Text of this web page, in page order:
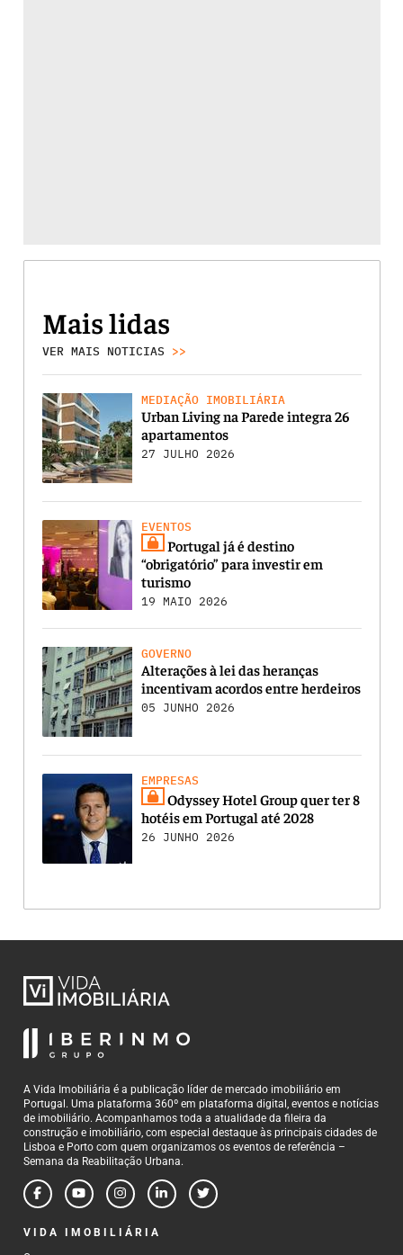
Mais lidas
VER MAIS NOTICIAS >>
MEDIAÇÃO IMOBILIÁRIA
Urban Living na Parede integra 26
apartamentos
27 JULHO 2026
EVENTOS
Portugal já é destino
“obrigatório” para investir em
turismo
19 MAIO 2026
GOVERNO
Alterações à lei das heranças
incentivam acordos entre herdeiros
05 JUNHO 2026
EMPRESAS
Odyssey Hotel Group quer ter 8
hotéis em Portugal até 2028
26 JUNHO 2026
A Vida Imobiliária é a publicação líder de mercado imobiliário em
Portugal. Uma plataforma 360º em plataforma digital, eventos e notícias
de imobiliário. Acompanhamos toda a atualidade da fileira da
construção e imobiliário, com especial destaque às principais cidades de
Lisboa e Porto com quem organizamos os eventos de referência –
Semana da Reabilitação Urbana.
VIDA IMOBILIÁRIA